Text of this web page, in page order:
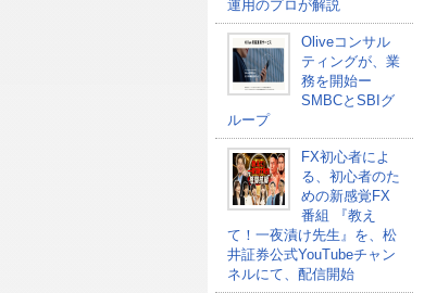
運用のプロが解説
Oliveコンサル
ティングが、業
務を開始ー
SMBCとSBIグ
ループ
FX初心者によ
る、初心者のた
めの新感覚FX
番組 『教え
て！一夜漬け先生』を、松
井証券公式YouTubeチャン
ネルにて、配信開始